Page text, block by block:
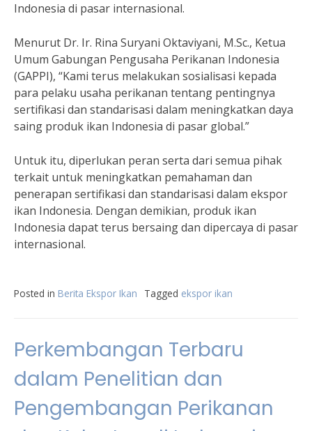
Indonesia di pasar internasional.
Menurut Dr. Ir. Rina Suryani Oktaviyani, M.Sc., Ketua
Umum Gabungan Pengusaha Perikanan Indonesia
(GAPPI), “Kami terus melakukan sosialisasi kepada
para pelaku usaha perikanan tentang pentingnya
sertifikasi dan standarisasi dalam meningkatkan daya
saing produk ikan Indonesia di pasar global.”
Untuk itu, diperlukan peran serta dari semua pihak
terkait untuk meningkatkan pemahaman dan
penerapan sertifikasi dan standarisasi dalam ekspor
ikan Indonesia. Dengan demikian, produk ikan
Indonesia dapat terus bersaing dan dipercaya di pasar
internasional.
Posted in Berita Ekspor Ikan Tagged ekspor ikan
Perkembangan Terbaru
dalam Penelitian dan
Pengembangan Perikanan